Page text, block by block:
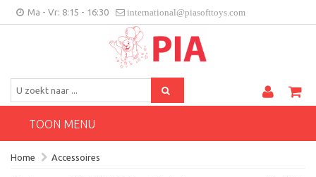
Ma - Vr: 8:15 - 16:30 international@piasofttoys.com
Klantenfeedback
BE/NL
TOON MENU
Home Accessoires